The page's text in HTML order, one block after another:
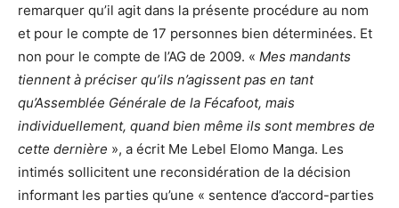
remarquer qu’il agit dans la présente procédure au nom
et pour le compte de 17 personnes bien déterminées. Et
non pour le compte de l’AG de 2009. « Mes mandants
tiennent à préciser qu’ils n’agissent pas en tant
qu’Assemblée Générale de la Fécafoot, mais
individuellement, quand bien même ils sont membres de
cette dernière », a écrit Me Lebel Elomo Manga. Les
intimés sollicitent une reconsidération de la décision
informant les parties qu’une « sentence d’accord-parties